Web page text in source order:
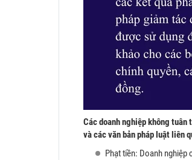
Các doanh nghiệp không
và các văn bản pháp luật liên
Phạt tiền: Doanh